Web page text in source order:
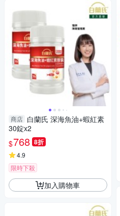
商店 白蘭氏 深海魚油+蝦紅素
30錠x2
$768 8折
4.9
限時下殺
加入購物車